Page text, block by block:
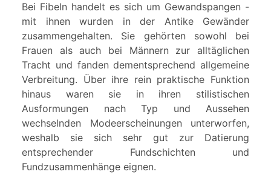
Bei Fibeln handelt es sich um Gewandspangen -
mit ihnen wurden in der Antike Gewänder
zusammengehalten. Sie gehörten sowohl bei
Frauen als auch bei Männern zur alltäglichen
Tracht und fanden dementsprechend allgemeine
Verbreitung. Über ihre rein praktische Funktion
hinaus waren sie in ihren stilistischen
Ausformungen nach Typ und Aussehen
wechselnden Modeerscheinungen unterworfen,
weshalb sie sich sehr gut zur Datierung
entsprechender Fundschichten und
Fundzusammenhänge eignen.